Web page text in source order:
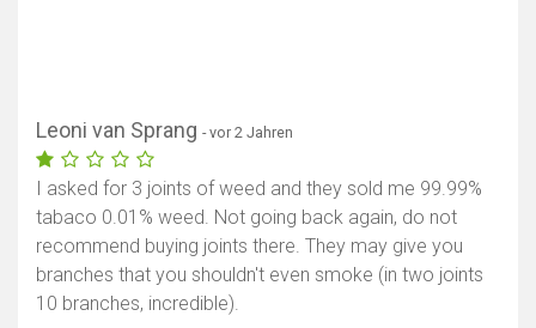
Leoni van Sprang - vor 2 Jahren
I asked for 3 joints of weed and they sold me 99.99%
tabaco 0.01% weed. Not going back again, do not
recommend buying joints there. They may give you
branches that you shouldn't even smoke (in two joints
10 branches, incredible).